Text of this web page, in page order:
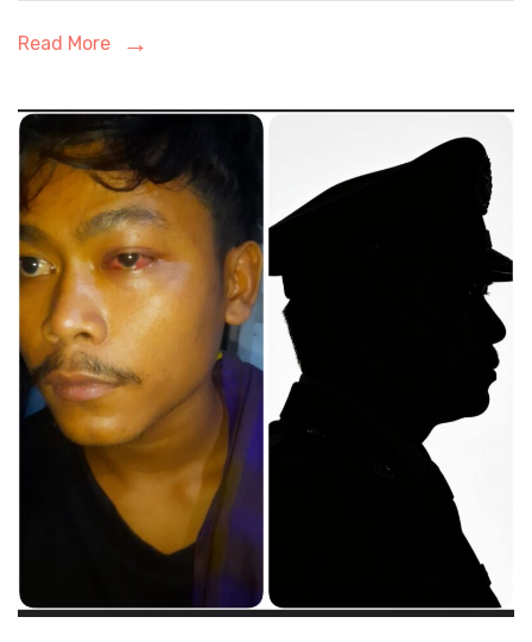
Read More